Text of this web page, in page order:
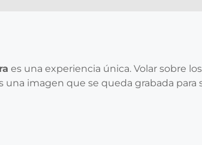
es una experiencia única. Volar sobre
imagen que se queda grabada para